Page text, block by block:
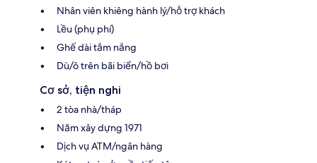
Nhân viên khiêng hành lý/hỗ trợ khách
Lều (phụ phí)
Ghế dài tắm nắng
Dù/ô trên bãi biển/hồ bơi
Cơ sở, tiện nghi
2 tòa nhà/tháp
Năm xây dựng 1971
Dịch vụ ATM/ngân hàng